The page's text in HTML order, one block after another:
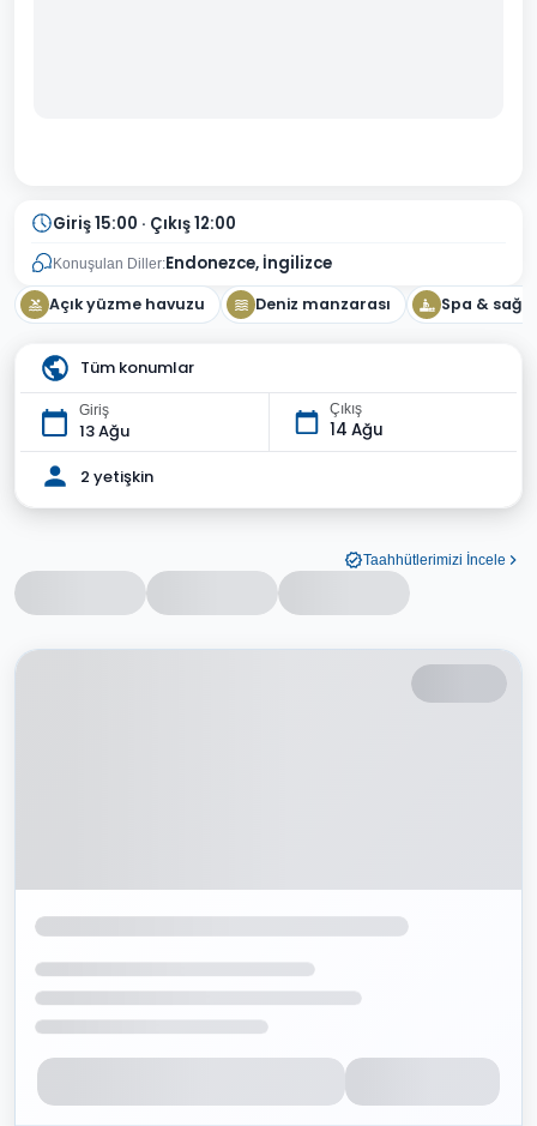
Giriş 15:00 · Çıkış 12:00
Konuşulan Diller:Endonezce, İngilizce
Açık yüzme havuzu Deniz manzarası Spa &
Tüm konumlar
Giriş
13 Ağu
Çıkış
14 Ağu
2 yetişkin
Taahhütlerimizi İncele